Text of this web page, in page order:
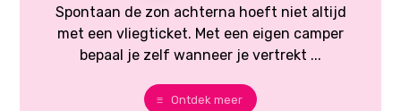
Spontaan de zon achterna hoeft niet altijd
met een vliegticket. Met een eigen camper
bepaal je zelf wanneer je vertrekt ...
Ontdek meer